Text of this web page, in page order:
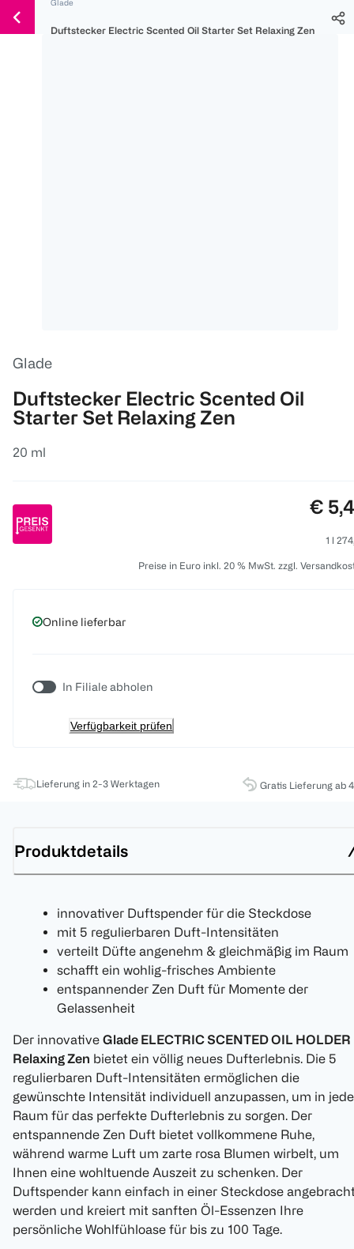
150 Ös
300 Ös
500 Ös
Weiter
zum
Glade
Duftstecker Electric Scented Oil Starter Set Relaxing Zen
Glade
Duftstecker Electric Scented Oil
Starter Set Relaxing Zen
20 ml
€
1 l
Preise in Euro inkl. 20 % MwSt. zzgl.
Online lieferbar
In Filiale abholen
Verfügbarkeit prüfen
Lieferung in 2-3 Werktagen Gratis Lieferung ab
Produktdetails
innovativer Duftspender für die Steckdose
mit 5 regulierbaren Duft-Intensitäten
verteilt Düfte angenehm & gleichmäßig im Raum
schafft ein wohlig-frisches Ambiente
entspannender Zen Duft für Momente der
Gelassenheit
Der innovative Glade ELECTRIC SCENTED OIL HOLDER
Relaxing Zen bietet ein völlig neues Dufterlebnis. Die 5
regulierbaren Duft-Intensitäten ermöglichen die
gewünschte Intensität individuell anzupassen, um in
Raum für das perfekte Dufterlebnis zu sorgen. Der
entspannende Zen Duft bietet vollkommene Ruhe,
während warme Luft um zarte rosa Blumen wirbelt, um
Ihnen eine wohltuende Auszeit zu schenken. Der
Duftspender kann einfach in einer Steckdose
werden und kreiert mit sanften Öl-Essenzen Ihre
persönliche Wohlfühloase für bis zu 100 Tage.